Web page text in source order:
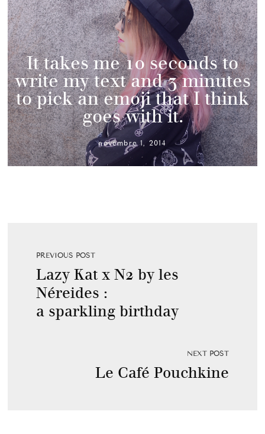
It takes me 10 seconds to
write my text and 3 minutes
to pick an emoji that I think
goes with it.
novembre 1, 2014
PREVIOUS POST
Lazy Kat x N2 by les
Néreides :
a sparkling birthday
NEXT POST
Le Café Pouchkine